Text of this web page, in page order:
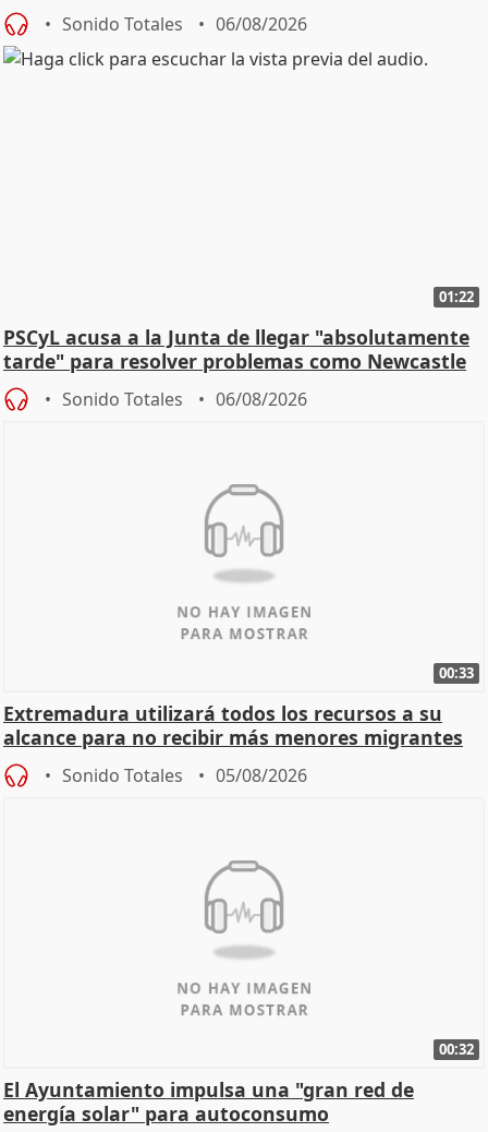
Sonido Totales 06/08/2026
01:22
PSCyL acusa a la Junta de llegar "absolutamente
tarde" para resolver problemas como Newcastle
Sonido Totales 06/08/2026
00:33
Extremadura utilizará todos los recursos a su
alcance para no recibir más menores migrantes
Sonido Totales 05/08/2026
00:32
El Ayuntamiento impulsa una "gran red de
energía solar" para autoconsumo